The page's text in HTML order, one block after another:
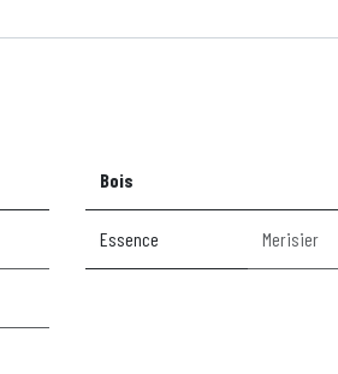
Bois
Essence Merisier